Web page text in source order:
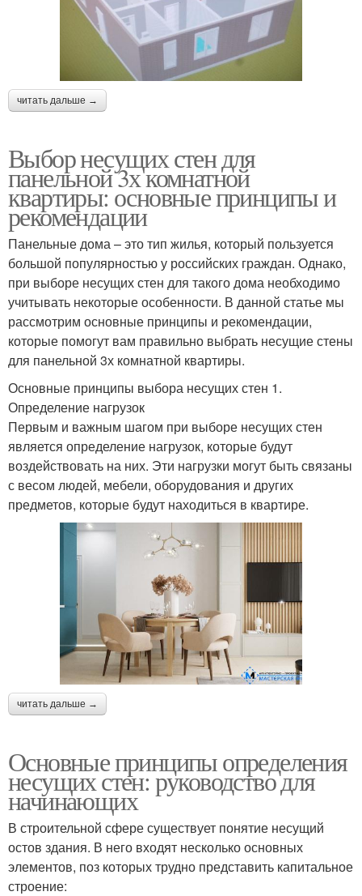
читать дальше →
Выбор несущих стен для
панельной 3х комнатной
квартиры: основные принципы и
рекомендации
Панельные дома – это тип жилья, который пользуется
большой популярностью у российских граждан. Однако,
при выборе несущих стен для такого дома необходимо
учитывать некоторые особенности. В данной статье мы
рассмотрим основные принципы и рекомендации,
которые помогут вам правильно выбрать несущие стены
для панельной 3х комнатной квартиры.
Основные принципы выбора несущих стен 1.
Определение нагрузок
Первым и важным шагом при выборе несущих стен
является определение нагрузок, которые будут
воздействовать на них. Эти нагрузки могут быть связаны
с весом людей, мебели, оборудования и других
предметов, которые будут находиться в квартире.
читать дальше →
Основные принципы определения
несущих стен: руководство для
начинающих
В строительной сфере существует понятие несущий
остов здания. В него входят несколько основных
элементов, поз которых трудно представить капитальное
строение: